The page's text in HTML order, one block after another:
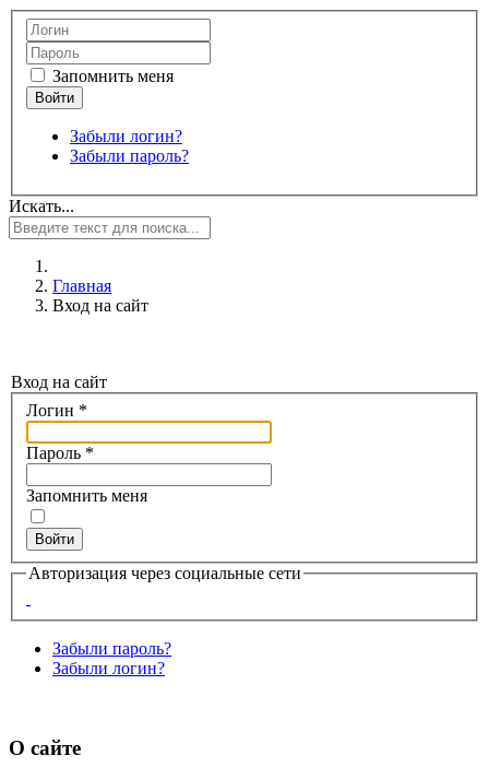
Запомнить меня
Забыли логин?
Забыли пароль?
Искать...
Главная
Вход на сайт
Вход на сайт
Логин *
Пароль *
Запомнить меня
Войти
Авторизация через социальные сети
Забыли пароль?
Забыли логин?
О сайте